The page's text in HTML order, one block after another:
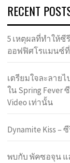
RECENT
5 เหตุผลที่ทำให้ซีรี
ออฟฟิศโรแมนซ์
เตรียมใจละลาย
ใน Spring Fever
Video เท่านั้น
Dynamite Kiss –
พบกับ พัคซอจุน แ